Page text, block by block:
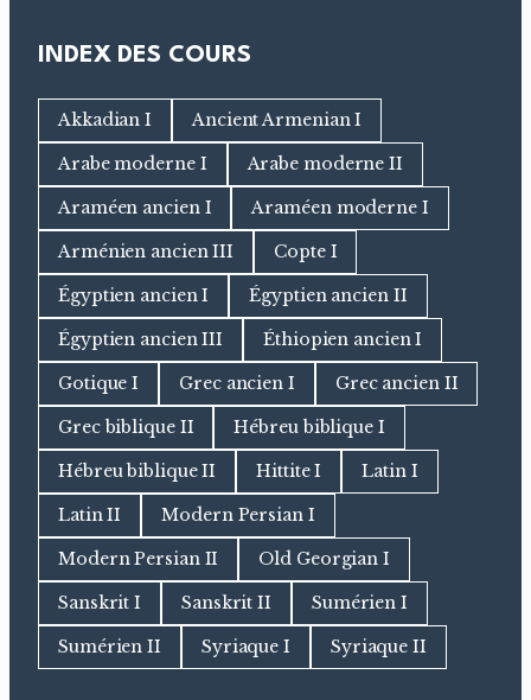
INDEX DES COURS
Akkadian I Ancient Armenian I
Arabe moderne I Arabe moderne II
Araméen ancien I Araméen moderne I
Arménien ancien III Copte I
Égyptien ancien I Égyptien ancien II
Égyptien ancien III Éthiopien ancien I
Gotique I Grec ancien I Grec ancien II
Grec biblique II Hébreu biblique I
Hébreu biblique II Hittite I Latin I
Latin II Modern Persian I
Modern Persian II Old Georgian I
Sanskrit I Sanskrit II Sumérien I
Sumérien II Syriaque I Syriaque II